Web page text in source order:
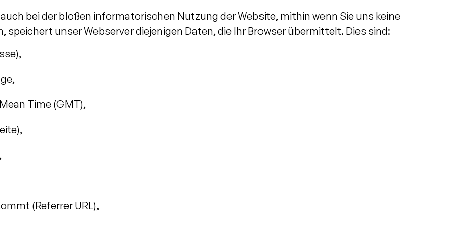
bei der bloßen informatorischen Nutzung der Website, mithin wenn Sie uns keine
unser Webserver diejenigen Daten, die Ihr Browser übermittelt. Dies sind:
Time (GMT),
(Referrer URL),